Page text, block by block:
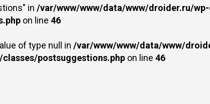
in /var/www/www/data/www/droider.ru/
on line 46
of type null in /var/www/www/data/www/
postsuggestions.phpon line 46